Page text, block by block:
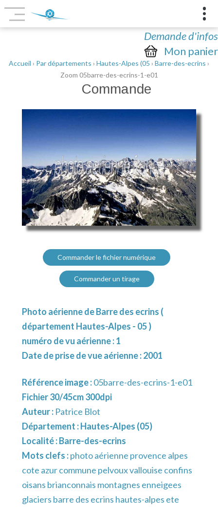
Demande d'infos
Mon panier
Accueil › Par départements › Hautes-Alpes (05 › Barre-des-ecrins ›
Zoom 05barre-des-ecrins-1-e01
Commande
Commander le fichier numérique
Commander un tirage
Photo aérienne de Barre des ecrins (
département Hautes-Alpes - 05 )
numéro de vu aérienne : 1
Date de prise de vue aérienne : 2001
Référence image :05barre-des-ecrins-1-e01
Fichier 30/45cm 300dpi
Auteur : Patrice Blot
Département :Hautes-Alpes (05)
Localité :Barre-des-ecrins
Mots clefs :photo aérienne provence alpes
cote azur commune pelvoux vallouise confins
oisans brianconnais montagnes enneigees
glaciers barre des ecrins hautes-alpes ete